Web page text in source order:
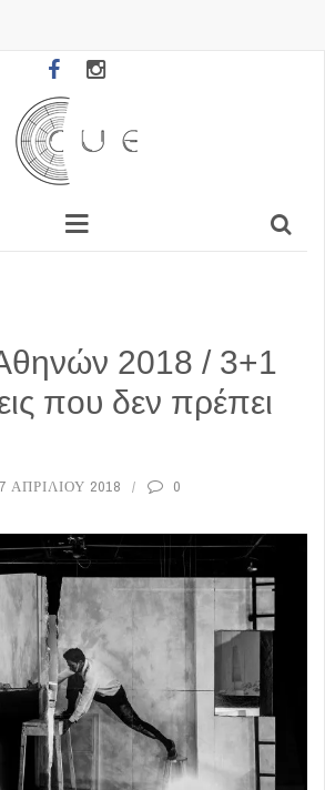
2018 / 3+1
που δεν πρέπει
ΑΠΡΙΛΊΟΥ 2018 0